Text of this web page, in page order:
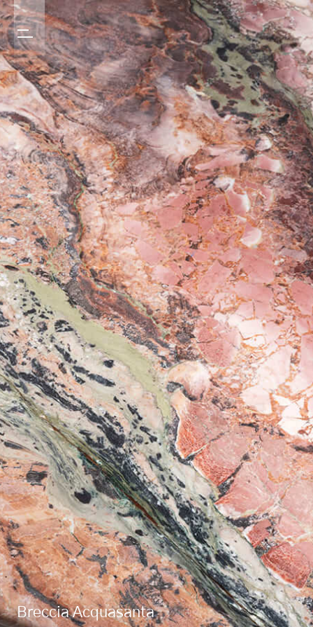
Breccia Acquasanta